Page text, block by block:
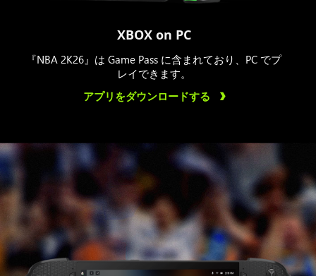
XBOX on PC
『NBA 2K26』は Game Pass に含まれており、PC でプ
レイできます。
アプリをダウンロードする